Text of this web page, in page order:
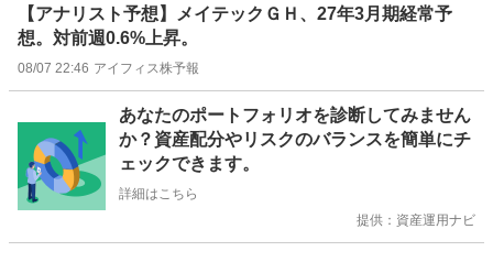
【アナリスト予想】メイテックＧＨ、27年3月期経常予
想。対前週0.6%上昇。
08/07 22:46 アイフィス株予報
あなたのポートフォリオを診断してみません
か？資産配分やリスクのバランスを簡単にチ
ェックできます。
詳細はこちら
提供：資産運用ナビ